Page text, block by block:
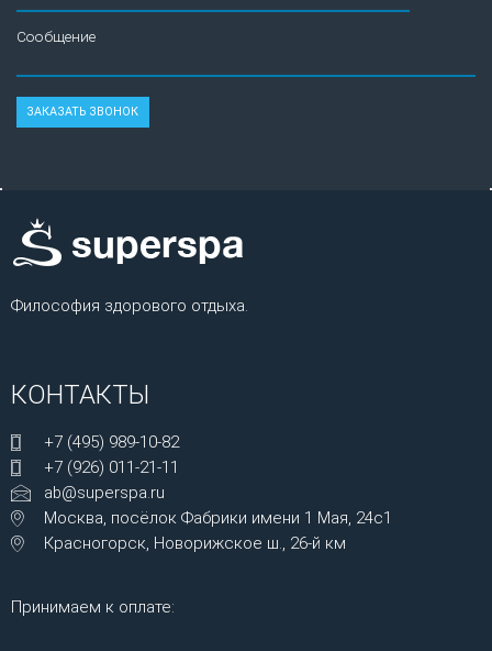
Сообщение
Философия здорового отдыха.
КОНТАКТЫ
+7 (495) 989-10-82
+7 (926) 011-21-11
ab@superspa.ru
Москва, посёлок Фабрики имени 1 Мая, 24с1
Красногорск, Новорижское ш., 26-й км
Принимаем к оплате: